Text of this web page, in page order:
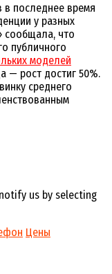
последнее время
у разных
сообщала, что
публичного
моделей
— рост достиг 50%.
среднего
us by selecting
Цены